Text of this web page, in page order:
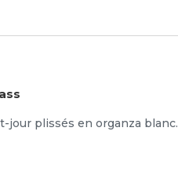
jour plissés en organza blanc.